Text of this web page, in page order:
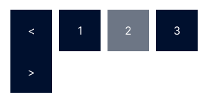
< 1 2 3
>